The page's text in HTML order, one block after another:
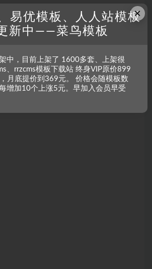
×
易优模板、人人站模板
新中——菜鸟模板
中，目前上架了 1600多套、上架很
、rrzcms模板下载站 终身VIP原价899
月底提价到369元。 价格会随模板数
增加10个上涨5元。早加入会员早受